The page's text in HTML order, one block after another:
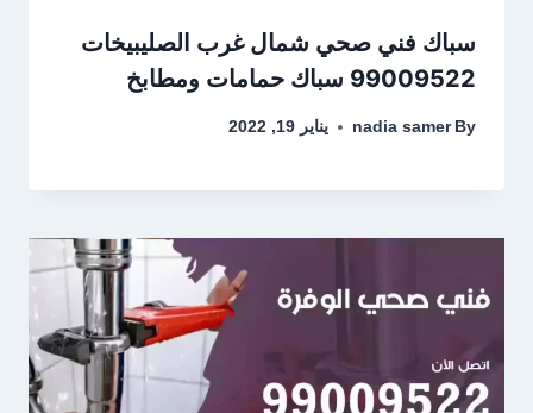
سباك فني صحي شمال غرب الصليبيخات
99009522 سباك حمامات ومطابخ
By
nadia samer يناير 19, 2022